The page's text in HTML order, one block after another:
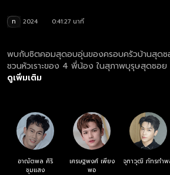
ท 2024
0:41:27 นาที
พบกับซิตคอมสุดอบอุ่นของครอบครัวบ้านสุดซ
ชวนหัวเราะของ 4 พี่น้อง ในสุภาพบุรุษสุดซ
คอมสุภาพบุรุษสุดซอย 2024 ตอนล่าสุด ครบ
ดูเพิ่มเติม
อาณัตพล ศิริ
ชุมแสง
เศรษฐพงศ์ เพียง
พอ
จุฑาวุฒิ ภัทรกำพ